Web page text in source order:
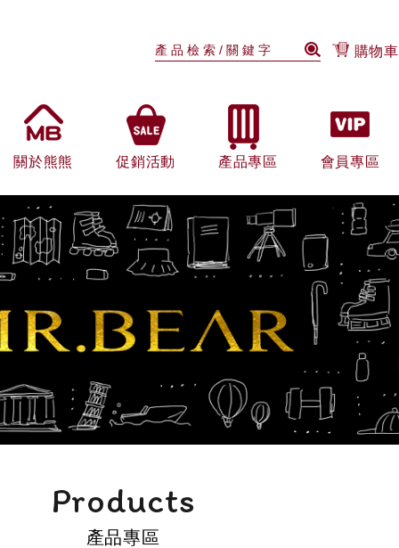
購物車
關於熊熊 促銷活動 產品專區 會員專區
Products
產品專區